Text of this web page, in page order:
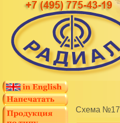
Схема №17